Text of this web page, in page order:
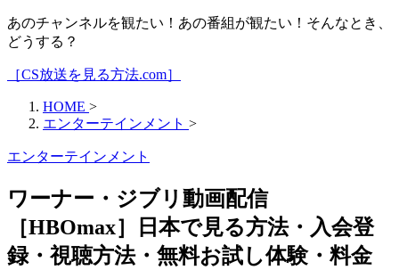
あのチャンネルを観たい！あの番組が観たい！そんなとき、
どうする？
［CS放送を見る方法.com］
HOME >
エンターテインメント >
エンターテインメント
ワーナー・ジブリ動画配信
［HBOmax］日本で見る方法・入会登
録・視聴方法・無料お試し体験・料金